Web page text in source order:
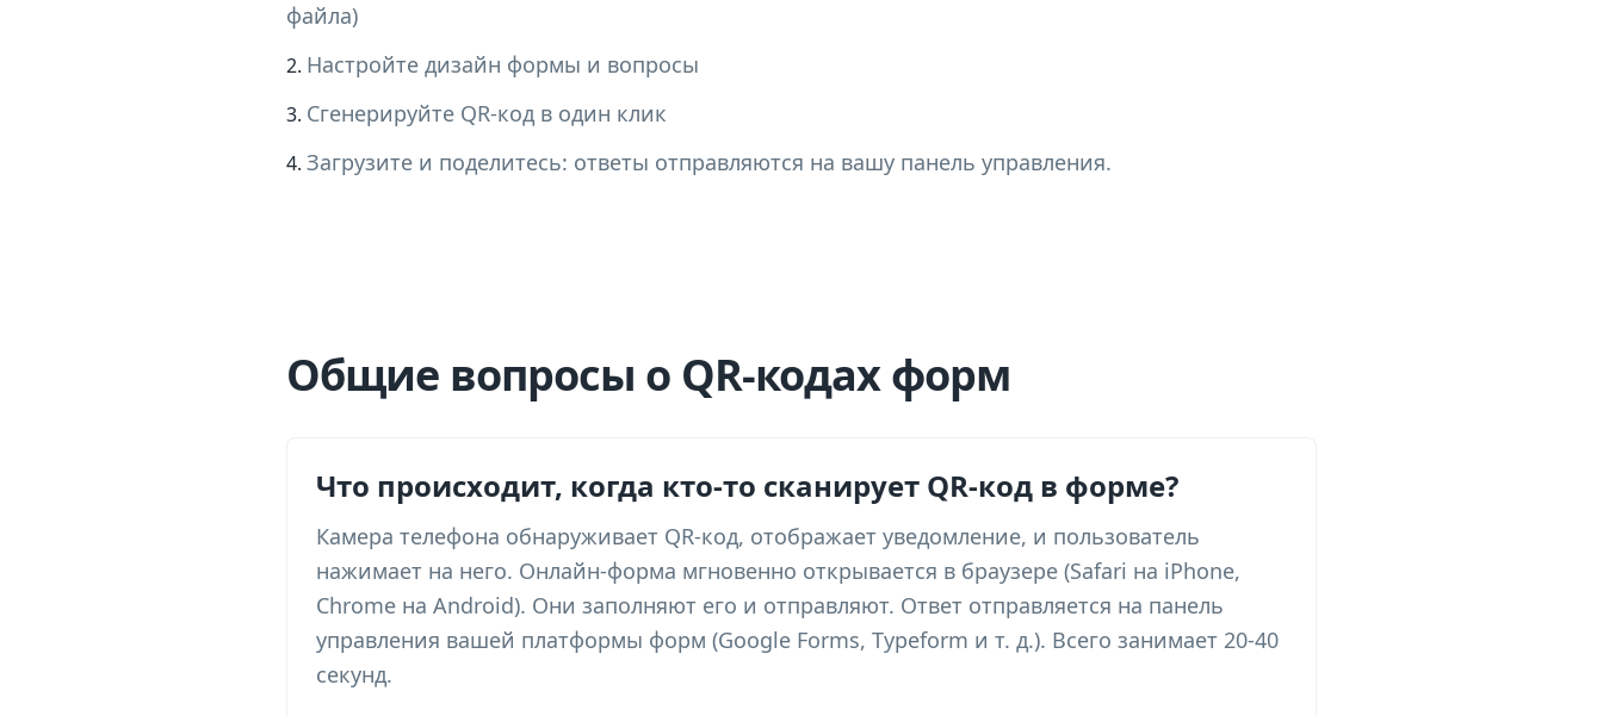
файла)
Настройте дизайн формы и вопросы
Сгенерируйте QR-код в один клик
Загрузите и поделитесь: ответы отправляются на вашу панель управления.
Общие вопросы о QR-кодах форм
Что происходит, когда кто-то сканирует QR-код в форме?
Камера телефона обнаруживает QR-код, отображает уведомление, и пользователь
нажимает на него. Онлайн-форма мгновенно открывается в браузере (Safari на iPhone,
Chrome на Android). Они заполняют его и отправляют. Ответ отправляется на панель
управления вашей платформы форм (Google Forms, Typeform и т. д.). Всего занимает 20-40
секунд.